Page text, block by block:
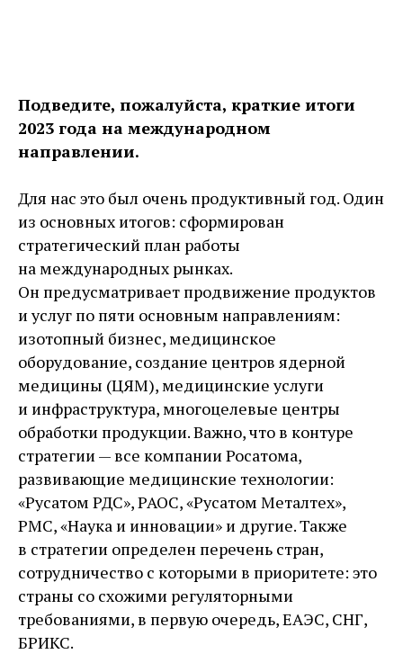
Подведите, пожалуйста, краткие итоги
2023 года на международном
направлении.
Для нас это был очень продуктивный год. Один
из основных итогов: сформирован
стратегический план работы
на международных рынках.
Он предусматривает продвижение продуктов
и услуг по пяти основным направлениям:
изотопный бизнес, медицинское
оборудование, создание центров ядерной
медицины (ЦЯМ), медицинские услуги
и инфраструктура, многоцелевые центры
обработки продукции. Важно, что в контуре
стратегии — все компании Росатома,
развивающие медицинские технологии:
«Русатом РДС», РАОС, «Русатом Металтех»,
РМС, «Наука и инновации» и другие. Также
в стратегии определен перечень стран,
сотрудничество с которыми в приоритете: это
страны со схожими регуляторными
требованиями, в первую очередь, ЕАЭС, СНГ,
БРИКС.